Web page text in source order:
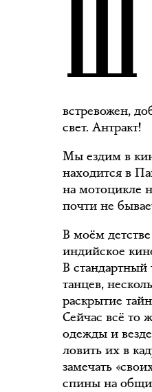
встревожен,
свет. Антракт!
Мы ездим в
находится в
на мотоцикле
почти не
В моём
индийское
В
танцев,
раскрытие
Сейчас всё то
одежды и
ловить их в
замечать
спины на